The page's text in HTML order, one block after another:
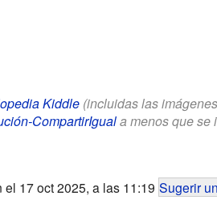
Kiddle(incluidas las
CompartirIguala menos que se
el 17 oct 2025, a las 11:19 Sugerir